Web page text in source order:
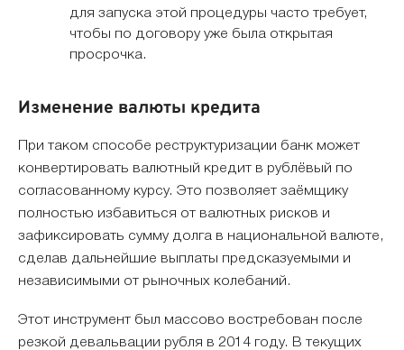
для запуска этой процедуры часто требует,
чтобы по договору уже была открытая
просрочка.
Изменение валюты кредита
При таком способе реструктуризации банк может
конвертировать валютный кредит в рублёвый по
согласованному курсу. Это позволяет заёмщику
полностью избавиться от валютных рисков и
зафиксировать сумму долга в национальной валюте,
сделав дальнейшие выплаты предсказуемыми и
независимыми от рыночных колебаний.
Этот инструмент был массово востребован после
резкой девальвации рубля в 2014 году. В текущих